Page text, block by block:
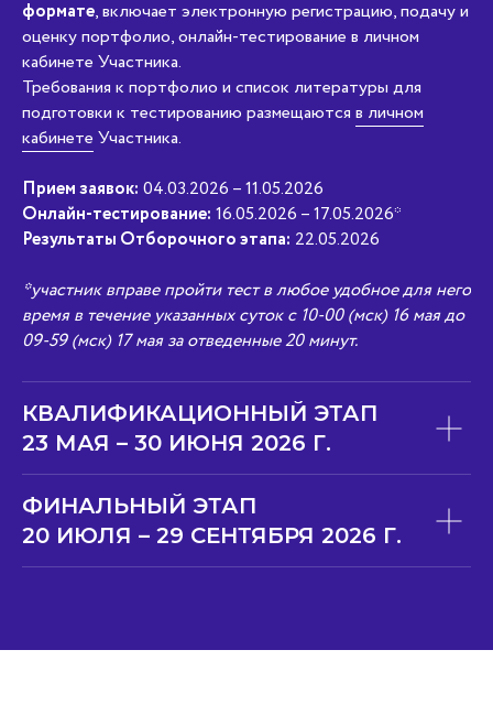
формате, включает электронную регистрацию, подачу и
оценку портфолио, онлайн-тестирование в личном
кабинете Участника.
Требования к портфолио и список литературы для
подготовки к тестированию размещаются в личном
кабинете Участника.
Прием заявок: 04.03.2026 – 11.05.2026
Онлайн-тестирование: 16.05.2026 – 17.05.2026*
Результаты Отборочного этапа: 22.05.2026
*участник вправе пройти тест в любое удобное для него
время в течение указанных суток с 10-00 (мск) 16 мая до
09-59 (мск) 17 мая за отведенные 20 минут.
КВАЛИФИКАЦИОННЫЙ ЭТАП
23 МАЯ – 30 ИЮНЯ 2026 Г.
ФИНАЛЬНЫЙ ЭТАП
20 ИЮЛЯ – 29 СЕНТЯБРЯ 2026 Г.
support@artmasters.ru
Техподдержка
info@artmasters.ru
По общим вопросам
ВЕЛИКИЕ МАСТЕРА
КОМАНДНЫЕ
НОВОСТИ
АртМастерс 2024
АртМастерс 2025
ДОКУМЕНТАЦИЯ
Сведения об
образовательной
организации
Кодекс этики
Доктрина АртМастерс
Положение о премии
соглашение
Партнёрская
обработки
персональных данных